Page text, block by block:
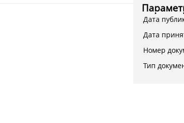
Дата
Дата
Номер
Тип